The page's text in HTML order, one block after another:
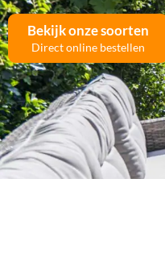
Bekijk onze soorten
Direct online bestellen